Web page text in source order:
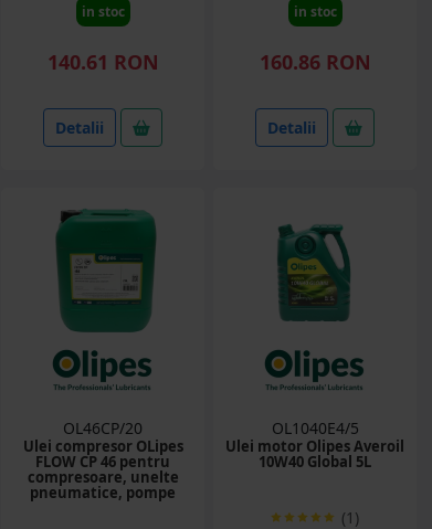
in stoc
140.61 RON
Detalii
in stoc
160.86 RON
Detalii
OL46CP/20
Ulei compresor OLipes
FLOW CP 46 pentru
compresoare, unelte
pneumatice, pompe
vacuum 20L
OL1040E4/5
Ulei motor Olipes Averoil
10W40 Global 5L
(1)